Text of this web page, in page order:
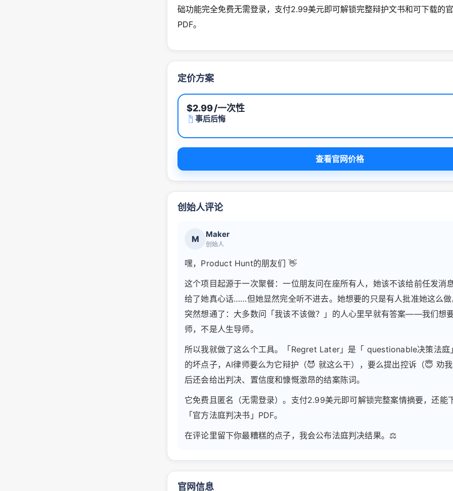
础功能完全免费无需登录，支付2.99美元即可解锁完整辩护文书和可下载的
PDF。
定价方案
$2.99/一次性
事后后悔
查看官网价格
创始人评论
M Maker
创始人
嘿，Product Hunt的朋友们 👋
这个项目起源于一次聚餐：一位朋友问在座所有人，她该不该给前任发消
给了她真心话……但她显然完全听不进去。她想要的只是有人批准她这么
突然想通了：大多数问「我该不该做？」的人心里早就有答案——我们想
师，不是人生导师。
所以我就做了这么个工具。「Regret Later」是「 questionable决策法庭
的坏点子，AI律师要么为它辩护（😈 就这么干），要么提出控诉（😇 劝
后还会给出判决、置信度和慷慨激昂的结案陈词。
它免费且匿名（无需登录）。支付2.99美元即可解锁完整案情摘要，还能
「官方法庭判决书」PDF。
在评论里留下你最糟糕的点子，我会公布法庭判决结果。⚖️
官网信息